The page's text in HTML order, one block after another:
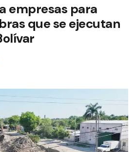
empresas para
que se ejecutan